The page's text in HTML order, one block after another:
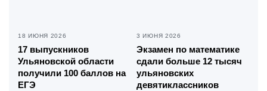
18 ИЮНЯ 2026
17 выпускников
Ульяновской области
получили 100 баллов на
ЕГЭ
3 ИЮНЯ 2026
Экзамен по математике
сдали больше 12 тысяч
ульяновских
девятиклассников